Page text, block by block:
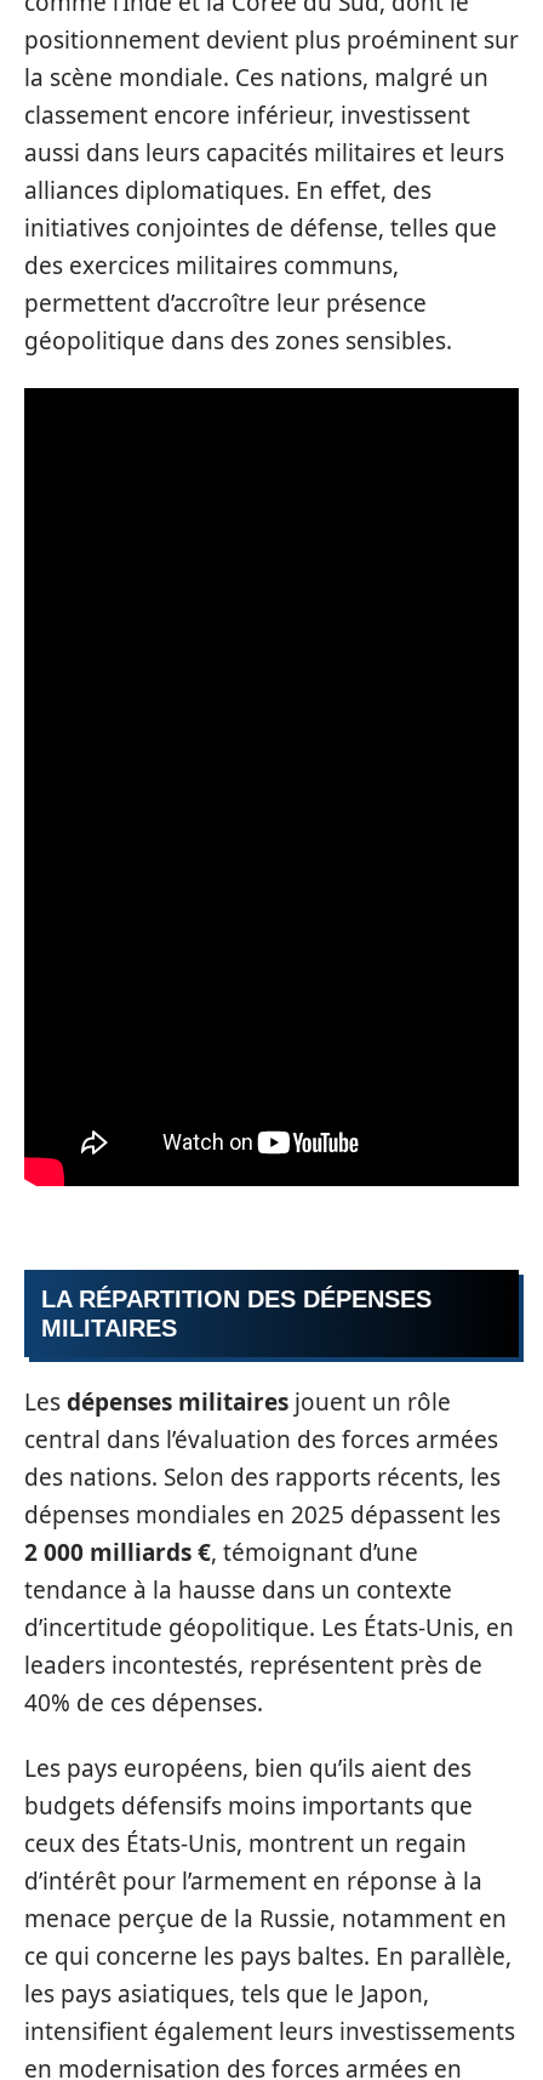
positionnement devient plus proéminent sur
la scène mondiale. Ces nations, malgré un
classement encore inférieur, investissent
aussi dans leurs capacités militaires et leurs
alliances diplomatiques. En effet, des
initiatives conjointes de défense, telles que
des exercices militaires communs,
permettent d’accroître leur présence
géopolitique dans des zones sensibles.
LA RÉPARTITION DES DÉPENSES
MILITAIRES
Lesdépenses militaires jouent un rôle
central dans l’évaluation des forces armées
des nations. Selon des rapports récents, les
dépenses mondiales en 2025 dépassent les
2 000 milliards €, témoignant d’une
tendance à la hausse dans un contexte
d’incertitude géopolitique. Les États-Unis, en
leaders incontestés, représentent près de
40% de ces dépenses.
Les pays européens, bien qu’ils aient des
budgets défensifs moins importants que
ceux des États-Unis, montrent un regain
d’intérêt pour l’armement en réponse à la
menace perçue de la Russie, notamment en
ce qui concerne les pays baltes. En parallèle,
les pays asiatiques, tels que le Japon,
intensifient également leurs investissements
en modernisation des forces armées en